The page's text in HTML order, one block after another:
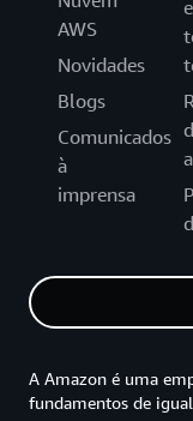
AWS
Novidades
Blogs
Comunicados
à
imprensa
e
A Amazon é uma
fundamentos de